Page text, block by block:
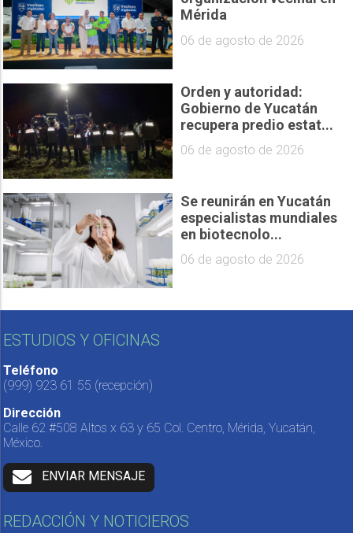
Mérida
06 de agosto de 2026
Orden y autoridad:
Gobierno de Yucatán
recupera predio estat...
06 de agosto de 2026
Se reunirán en Yucatán
especialistas mundiales
en biotecnolo...
06 de agosto de 2026
ESTUDIOS Y OFICINAS
Teléfono
(999) 923 61 55 (recepción)
Dirección
Calle 62 #508 Altos x 63 y 65 Col. Centro, Mérida, Yucatán,
México.
ENVIAR MENSAJE
REDACCIÓN Y NOTICIEROS